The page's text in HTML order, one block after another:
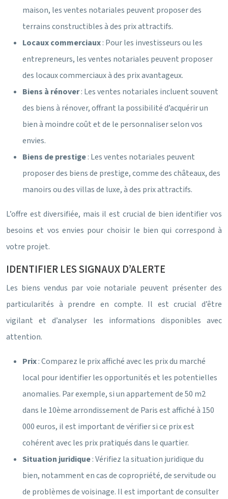
maison, les ventes notariales peuvent proposer des
terrains constructibles à des prix attractifs.
Locaux commerciaux: Pour les investisseurs ou les
entrepreneurs, les ventes notariales peuvent proposer
des locaux commerciaux à des prix avantageux.
Biens à rénover: Les ventes notariales incluent souvent
des biens à rénover, offrant la possibilité d’acquérir un
bien à moindre coût et de le personnaliser selon vos
envies.
Biens de prestige: Les ventes notariales peuvent
proposer des biens de prestige, comme des châteaux, des
manoirs ou des villas de luxe, à des prix attractifs.
L’offre est diversifiée, mais il est crucial de bien identifier vos
besoins et vos envies pour choisir le bien qui correspond à
votre projet.
IDENTIFIER LES SIGNAUX D’ALERTE
Les biens vendus par voie notariale peuvent présenter des
particularités à prendre en compte. Il est crucial d’être
vigilant et d’analyser les informations disponibles avec
attention.
Prix: Comparez le prix affiché avec les prix du marché
local pour identifier les opportunités et les potentielles
anomalies. Par exemple, si un appartement de 50 m2
dans le 10ème arrondissement de Paris est affiché à 150
000 euros, il est important de vérifier si ce prix est
cohérent avec les prix pratiqués dans le quartier.
Situation juridique: Vérifiez la situation juridique du
bien, notamment en cas de copropriété, de servitude ou
de problèmes de voisinage. Il est important de consulter